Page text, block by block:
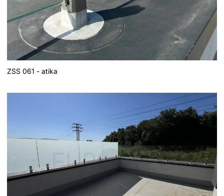
ZSS 061 - atika